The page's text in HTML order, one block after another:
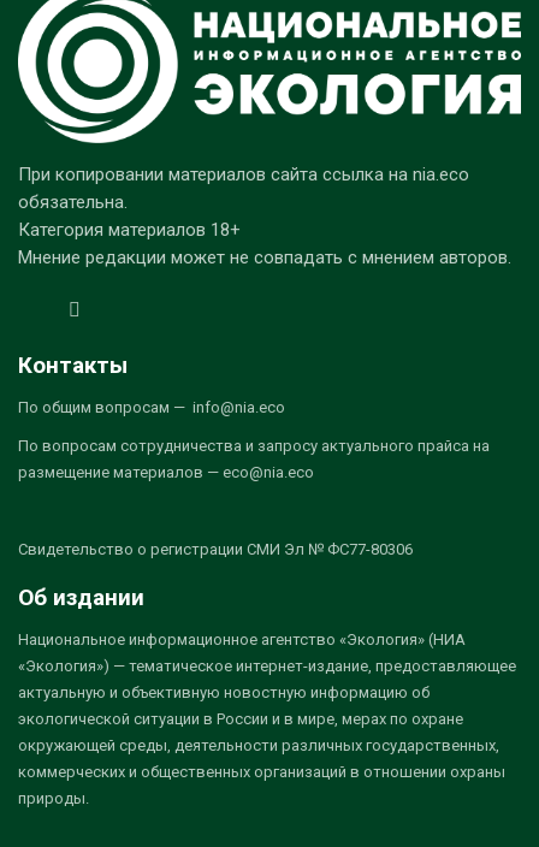
При копировании материалов сайта ссылка на nia.eco
обязательна.
Категория материалов 18+
Мнение редакции может не совпадать с мнением авторов.
Контакты
По общим вопросам — info@nia.eco
По вопросам сотрудничества и запросу актуального прайса на
размещение материалов — eco@nia.eco
Свидетельство о регистрации СМИ Эл № ФС77-80306
Об издании
Национальное информационное агентство «Экология» (НИА
«Экология») — тематическое интернет-издание, предоставляющее
актуальную и объективную новостную информацию об
экологической ситуации в России и в мире, мерах по охране
окружающей среды, деятельности различных государственных,
коммерческих и общественных организаций в отношении охраны
природы.